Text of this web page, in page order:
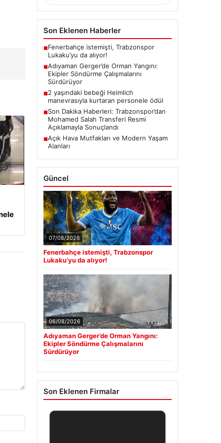
Son Eklenen Haberler
■Fenerbahçe istemişti, Trabzonspor
Lukaku’yu da alıyor!
■Adıyaman Gerger’de Orman Yangını:
Ekipler Söndürme Çalışmalarını
Sürdürüyor
■2 yaşındaki bebeği Heimlich
manevrasıyla kurtaran personele ödül
■Son Dakika Haberleri: Trabzonspor’dan
Mohamed Salah Transferi Resmi
Açıklamayla Sonuçlandı
■Açık Hava Mutfakları ve Modern Yaşam
Alanları
Güncel
07/08/2026
Fenerbahçe istemişti, Trabzonspor
Lukaku’yu da alıyor!
06/08/2026
Adıyaman Gerger’de Orman Yangını:
Ekipler Söndürme Çalışmalarını
Sürdürüyor
Son Eklenen Firmalar